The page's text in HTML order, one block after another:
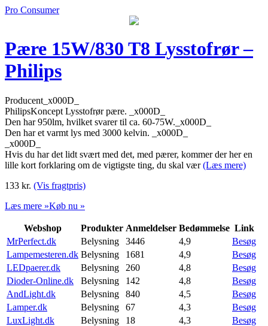
Pro Consumer
Pære 15W/830 T8 Lysstofrør –
Philips
Producent_x000D_
PhilipsKoncept Lysstofrør pære. _x000D_
Den har 950lm, hvilket svarer til ca. 60-75W._x000D_
Den har et varmt lys med 3000 kelvin. _x000D_
_x000D_
Hvis du har det lidt svært med det, med pærer, kommer der her en
lille kort forklaring om de vigtigste ting, du skal vær(Læs mere)
133 kr. (Vis fragtpris)
Læs mere »Køb nu »
Webshop Produkter Anmeldelser Bedømmelse Link
MrPerfect.dk
Belysning 3446 4,9
Besøg
Lampemesteren.dk Belysning 1681 4,9
Besøg
LEDpaerer.dk
Belysning 260 4,8
Besøg
Dioder-Online.dk
Belysning 142 4,8
Besøg
AndLight.dk
Belysning 840 4,5
Besøg
Lamper.dk
Belysning 67 4,3
Besøg
LuxLight.dk
Belysning 18 4,3
Besøg